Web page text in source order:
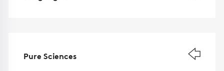
Pure Sciences